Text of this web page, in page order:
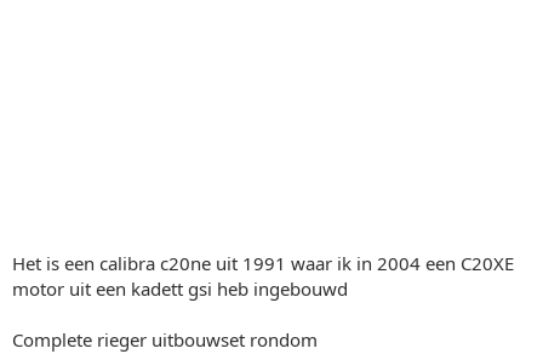
Het is een calibra c20ne uit 1991 waar ik in 2004 een C20XE
motor uit een kadett gsi heb ingebouwd
Complete rieger uitbouwset rondom